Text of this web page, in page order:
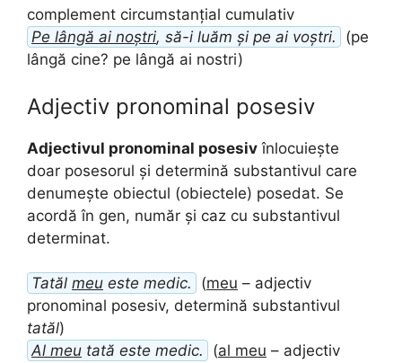
complement circumstanțial cumulativ
Pe lângă ai noștri, să-i luăm și pe ai voștri.
(pe
lângă cine? pe lângă ai nostri)
Adjectiv pronominal posesiv
Adjectivul pronominal posesiv înlocuiește
doar posesorul și determină substantivul care
denumește obiectul (obiectele) posedat. Se
acordă în gen, număr și caz cu substantivul
determinat.
Tatăl meu este medic. (meu – adjectiv
pronominal posesiv, determină substantivul
tatăl)
Al meu tată este medic. (al meu – adjectiv